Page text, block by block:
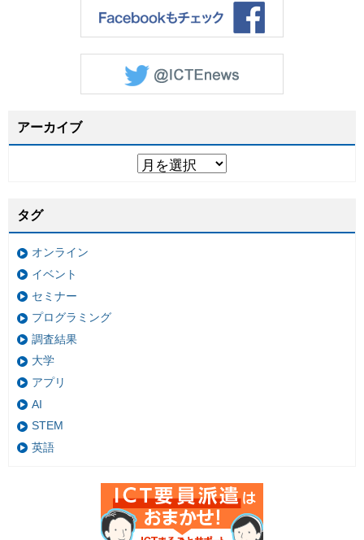
アーカイブ
タグ
オンライン
イベント
セミナー
プログラミング
調査結果
大学
アプリ
AI
STEM
英語